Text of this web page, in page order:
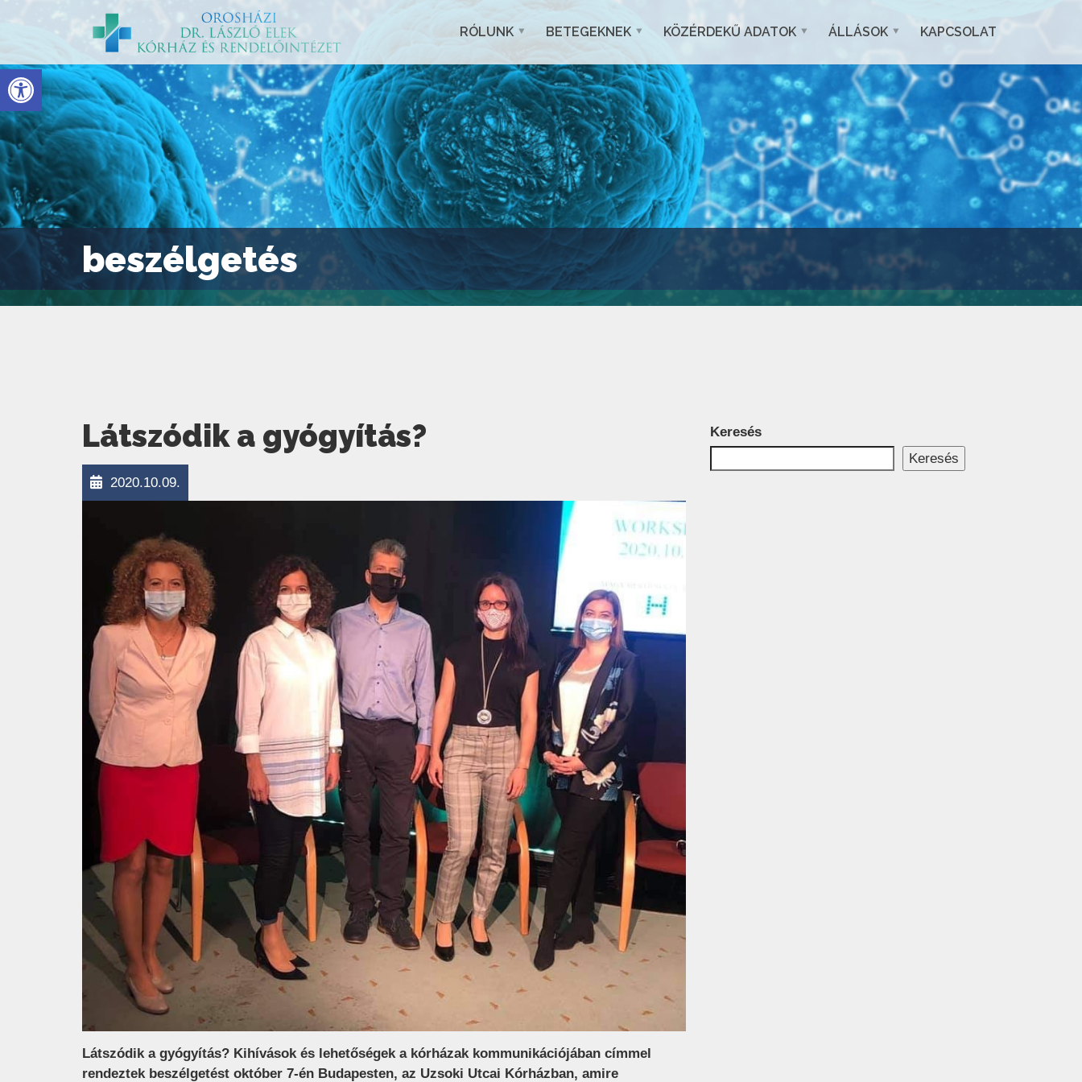
Eszköztár megnyitása
RÓLUNK BETEGEKNEK KÖZÉRDEKŰ ADATOK ÁLLÁSOK KAPCSOLAT
beszélgetés
Látszódik a gyógyítás?
2020.10.09.
Látszódik a gyógyítás? Kihívások és lehetőségek a kórházak kommunikációjában címmel
rendeztek beszélgetést október 7-én Budapesten, az Uzsoki Utcai Kórházban, amire
Keresés
Keresés